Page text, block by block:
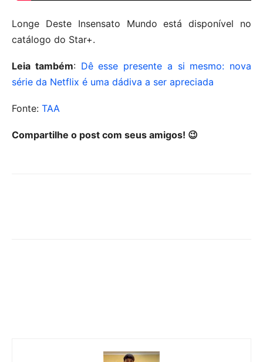
Longe Deste Insensato Mundo está disponível no
catálogo do Star+.
Leia também: Dê esse presente a si mesmo: nova
série da Netflix é uma dádiva a ser apreciada
Fonte: TAA
Compartilhe o post com seus amigos! 😉